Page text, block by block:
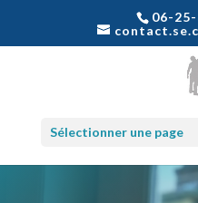
06-
Sélectionner une page